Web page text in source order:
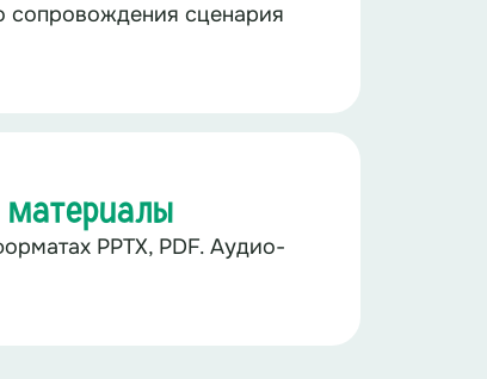
сопровождения сценария
материалы
PPTX, PDF. Аудио-